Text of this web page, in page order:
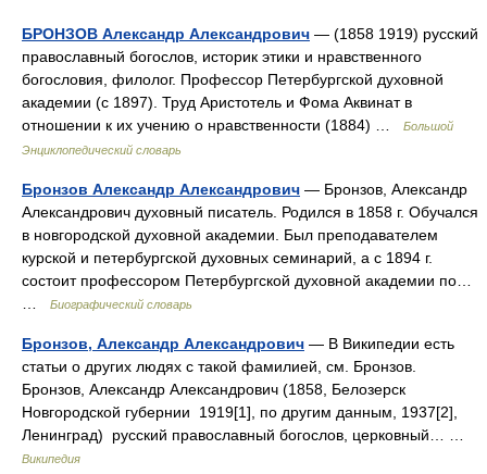
БРОНЗОВ Александр Александрович — (1858 1919) русский
православный богослов, историк этики и нравственного
богословия, филолог. Профессор Петербургской духовной
академии (с 1897). Труд Аристотель и Фома Аквинат в
отношении к их учению о нравственности (1884) …
Большой
Энциклопедический словарь
Бронзов Александр Александрович — Бронзов, Александр
Александрович духовный писатель. Родился в 1858 г. Обучался
в новгородской духовной академии. Был преподавателем
курской и петербургской духовных семинарий, а с 1894 г.
состоит профессором Петербургской духовной академии по…
Биографический словарь
Бронзов, Александр Александрович — В Википедии есть
статьи о других людях с такой фамилией, см. Бронзов.
Бронзов, Александр Александрович (1858, Белозерск
Новгородской губернии 1919[1], по другим данным, 1937[2],
Ленинград) русский православный богослов, церковный… …
Википедия